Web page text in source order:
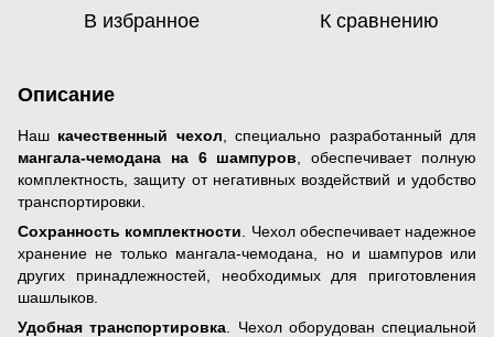
В избранное К сравнению
Описание
Наш качественный чехол , специально разработанный для
мангала-чемодана на 6 шампуров , обеспечивает полную
комплектность, защиту от негативных воздействий и удобство
транспортировки.
Сохранность комплектности . Чехол обеспечивает надежное
хранение не только мангала-чемодана, но и шампуров или
других принадлежностей, необходимых для приготовления
шашлыков.
Удобная транспортировка . Чехол оборудован специальной